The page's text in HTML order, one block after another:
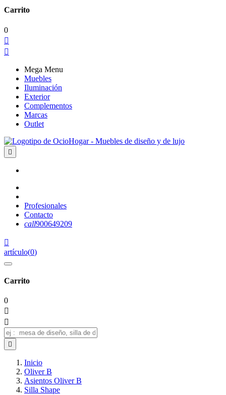
Carrito
0


Mega Menu
Muebles
Iluminación
Exterior
Complementos
Marcas
Outlet

Profesionales
Contacto
call900649209

artículo(0)
Carrito
0



Inicio
Oliver B
Asientos Oliver B
Silla Shape